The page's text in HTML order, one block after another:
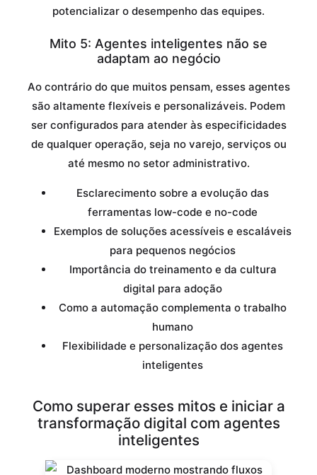
potencializar o desempenho das equipes.
Mito 5: Agentes inteligentes não se
adaptam ao negócio
Ao contrário do que muitos pensam, esses agentes
são altamente flexíveis e personalizáveis. Podem
ser configurados para atender às especificidades
de qualquer operação, seja no varejo, serviços ou
até mesmo no setor administrativo.
Esclarecimento sobre a evolução das
ferramentas low-code e no-code
Exemplos de soluções acessíveis e escaláveis
para pequenos negócios
Importância do treinamento e da cultura
digital para adoção
Como a automação complementa o trabalho
humano
Flexibilidade e personalização dos agentes
inteligentes
Como superar esses mitos e iniciar a
transformação digital com agentes
inteligentes